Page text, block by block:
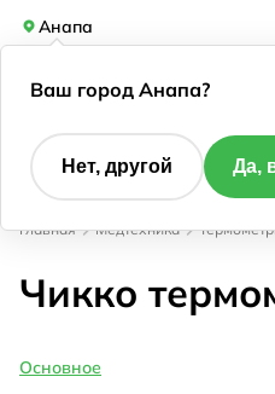
Анапа
Главная Медтехника
Чикко
Основное
Ваш город Анапа?
Нет, другой Да,